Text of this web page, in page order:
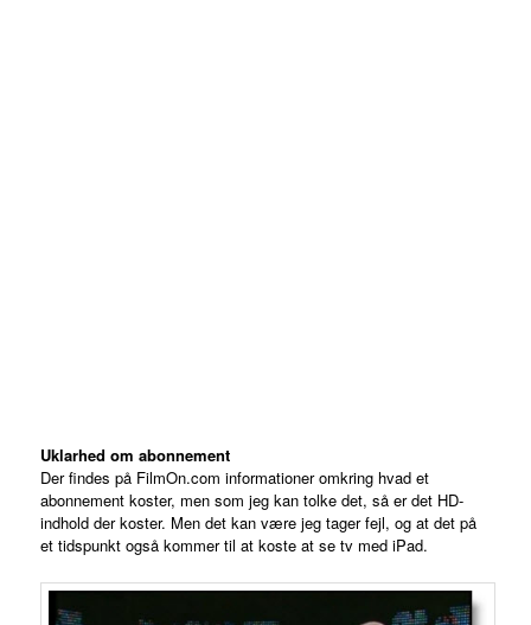
Uklarhed om abonnement
Der findes på FilmOn.com informationer omkring hvad et
abonnement koster, men som jeg kan tolke det, så er det HD-
indhold der koster. Men det kan være jeg tager fejl, og at det på
et tidspunkt også kommer til at koste at se tv med iPad.